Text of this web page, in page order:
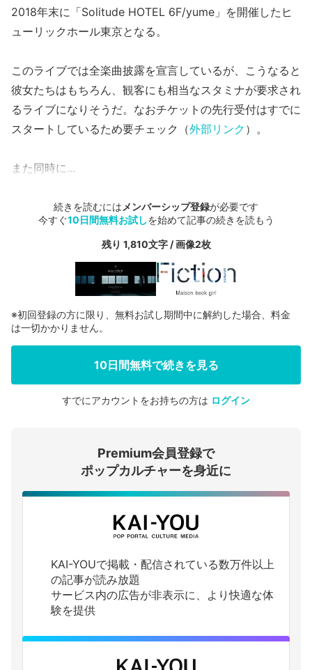
2018年末に「Solitude HOTEL 6F/yume」を開催したヒ
ューリックホール東京となる。
このライブでは全楽曲披露を宣言しているが、こうなると
彼女たちはもちろん、観客にも相当なスタミナが要求され
るライブになりそうだ。なおチケットの先行受付はすでに
スタートしているため要チェック（外部リンク ）。
また同時に...
続きを読むには メンバーシップ登録が必要です
今すぐ10日間無料お試しを始めて記事の続きを読もう
残り 1,810文字 / 画像2枚
会員登録する
ログインする
※初回登録の方に限り、無料お試し期間中に解約した場合、料金
は一切かかりません。
10日間無料で続きを見る
すでにアカウントをお持ちの方は ログイン
Premium会員登録で
ポップカルチャーを身近に
KAI-YOUで掲載・配信されている数万件以上
の記事が読み放題
サービス内の広告が非表示に、より快適な体
験を提供